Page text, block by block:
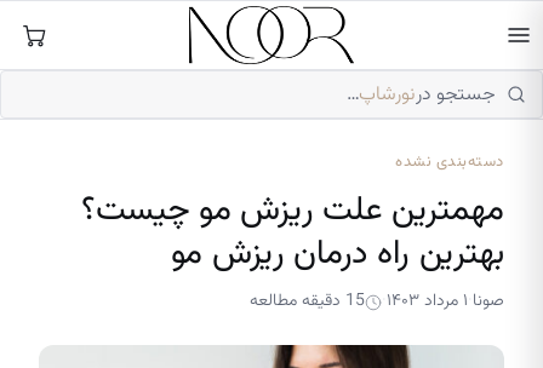
به
محتوا جستجو درنورشاپ…
دسته‌بندی نشده
مهمترین علت ریزش مو چیست؟
بهترین راه درمان ریزش مو
صونا ۱ مرداد ۱۴۰۳ 15 دقیقه مطالعه